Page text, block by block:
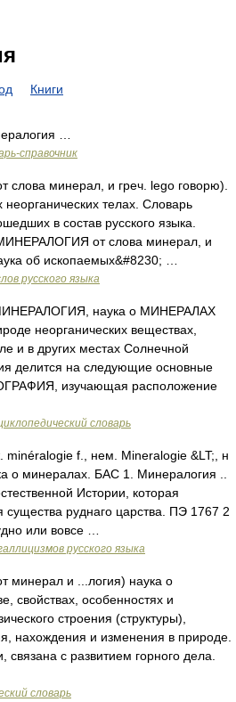
Книги
…
справочник
слова минерал, и греч. lego говорю).
телах. Словарь
в состав русского языка.
от слова минерал, и
об ископаемых&#8230; …
русского языка
наука о МИНЕРАЛАХ
неорганических веществах,
и в других местах Солнечной
делится на следующие основные
изучающая расположение
словарь
f., нем. Mineralogie &LT;, н
о минералах. БАС 1. Минералогия ..
Истории, которая
существа руднаго царства. ПЭ 1767 2
или вовсе …
русского языка
минерал и ...логия) наука о
свойствах, особенностях и
строения (структуры),
нахождения и изменения в природе.
связана с развитием горного дела.
словарь